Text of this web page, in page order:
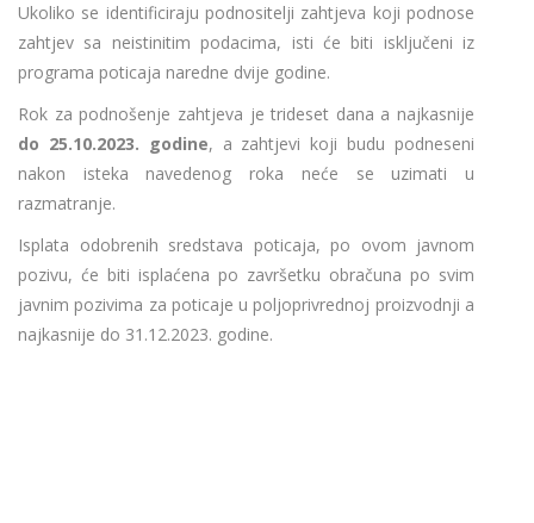
Ukoliko se identificiraju podnositelji zahtjeva koji podnose
zahtjev sa neistinitim podacima, isti će biti isključeni iz
programa poticaja naredne dvije godine.
Rok za podnošenje zahtjeva je trideset dana a najkasnije
do 25.10.2023. godine, a zahtjevi koji budu podneseni
nakon isteka navedenog roka neće se uzimati u
razmatranje.
Isplata odobrenih sredstava poticaja, po ovom javnom
pozivu, će biti isplaćena po završetku obračuna po svim
javnim pozivima za poticaje u poljoprivrednoj proizvodnji a
najkasnije do 31.12.2023. godine.